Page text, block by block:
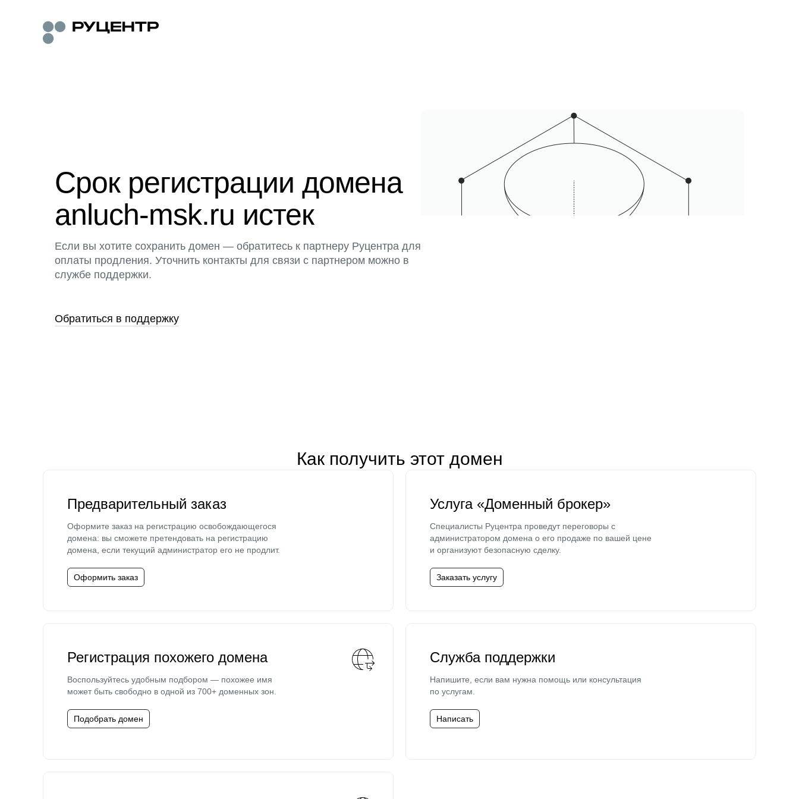
Срок регистрации домена
anluch-msk.ru истек
Если вы хотите сохранить домен — обратитесь к партнеру Руцентра для
оплаты продления. Уточнить контакты для связи с партнером можно в
службе поддержки.
Обратиться в поддержку
Как получить этот домен
Предварительный заказ
Оформите заказ на регистрацию освобождающегося
домена: вы сможете претендовать на регистрацию
домена, если текущий администратор его не продлит.
Оформить заказ
Услуга «Доменный брокер»
Специалисты Руцентра проведут переговоры с
администратором домена о его продаже по вашей цене
и организуют безопасную сделку.
Заказать услугу
Регистрация похожего домена
Воспользуйтесь удобным подбором — похожее имя
может быть свободно в одной из 700+ доменных зон.
Подобрать домен
Служба поддержки
Напишите, если вам нужна помощь или консультация
по услугам.
Написать